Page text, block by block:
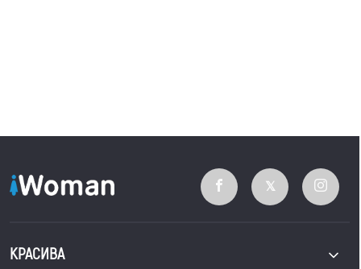
КРАСИВА